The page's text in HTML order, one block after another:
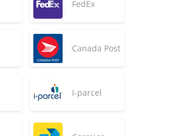
FedEx
Canada Post
I-parcel